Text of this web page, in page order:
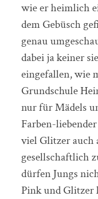
wie er heimlich
dem Gebüsch
genau
dabei ja keiner
eingefallen, wie
Grundschule
nur für Mädels
Farben-
viel Glitzer auch
gesellschaftlich
dürfen Jungs
Pink und Glitzer